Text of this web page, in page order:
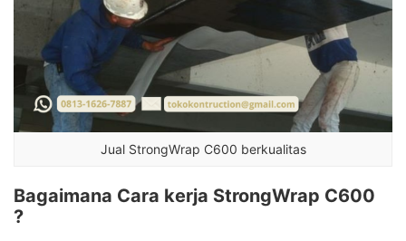
Jual StrongWrap C600 berkualitas
Bagaimana Cara kerja StrongWrap C600
?